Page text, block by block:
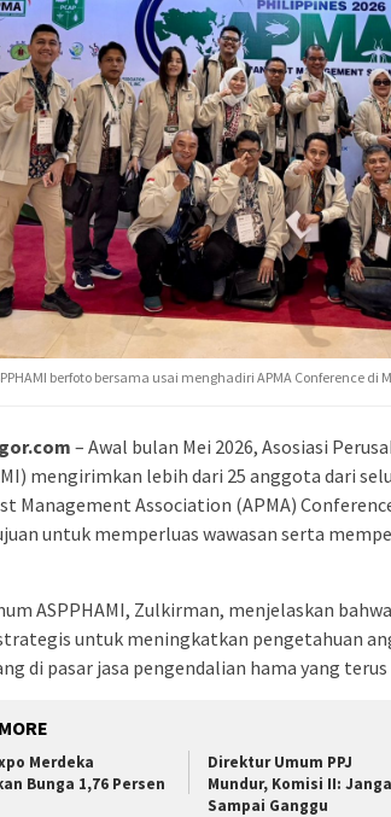
berfoto bersama usai menghadiri APMA Conference di
– Awal bulan Mei 2026, Asosiasi
mengirimkan lebih dari 25 anggota dari
Management Association (APMA)
untuk memperluas wawasan serta
ASPPHAMI, Zulkirman, menjelaskan
untuk meningkatkan pengetahuan
di pasar jasa pengendalian hama yang
Merdeka
Bunga 1,76 Persen
Direktur Umum PPJ
Mundur, Komisi II:
Sampai Ganggu